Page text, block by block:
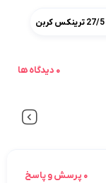
0 دیدگاه ها
0 پرسش و پاسخ